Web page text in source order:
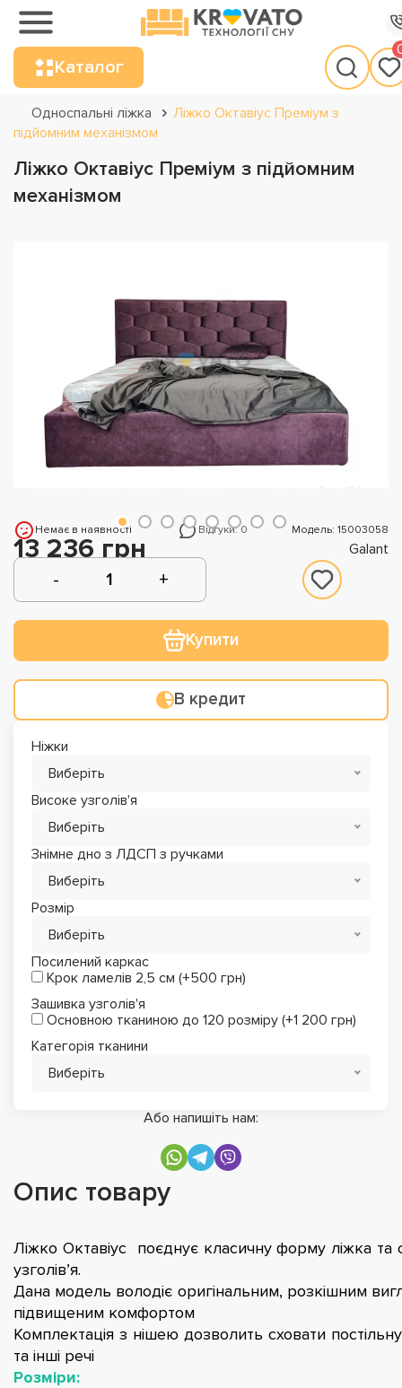
Каталог
Односпальні ліжка
Ліжко Октавіус Преміум з
підйомним механізмом
Ліжко Октавіус Преміум з підйомним
механізмом
Немає в наявності Відгуки: 0 Модель: 15003058
13 236 грн Galant
Купити
В кредит
Ніжки
Виберіть
Високе узголів'я
Виберіть
Знімне дно з ЛДСП з ручками
Виберіть
Розмір
Виберіть
Посилений каркас
Крок ламелів 2,5 см (+500 грн)
Зашивка узголів'я
Основною тканиною до 120 розміру (+1 200 грн)
Категорія тканини
Виберіть
Або напишіть нам:
Опис товару
Ліжко Октавіус поєднує класичну форму ліжка та
узголів’я.
Дана модель володіє оригінальним, розкішним
підвищеним комфортом
Комплектація з нішею дозволить сховати
та інші речі
Розміри: